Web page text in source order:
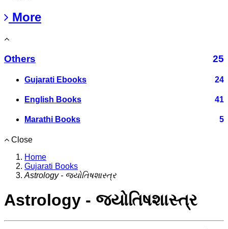
More
Others 25
Gujarati Ebooks 24
English Books 41
Marathi Books 5
Close
Home
Gujarati Books
Astrology - જ્યોતિષશાસ્ત્ર
Astrology - જ્યોતિષશાસ્ત્ર